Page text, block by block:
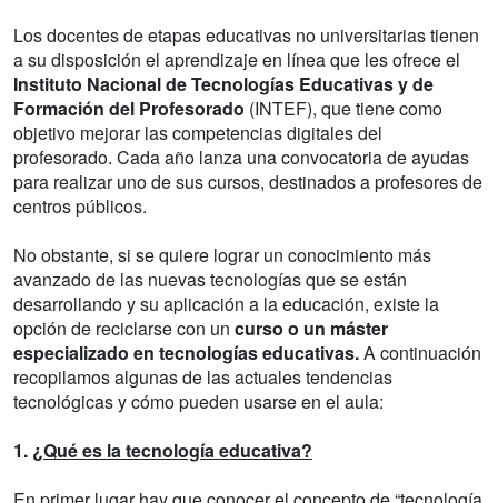
Los docentes de etapas educativas no universitarias tienen
a su disposición el aprendizaje en línea que les ofrece el
Instituto Nacional de Tecnologías Educativas y de
Formación del Profesorado (INTEF), que tiene como
objetivo mejorar las competencias digitales del
profesorado. Cada año lanza una convocatoria de ayudas
para realizar uno de sus cursos, destinados a profesores de
centros públicos.
No obstante, si se quiere lograr un conocimiento más
avanzado de las nuevas tecnologías que se están
desarrollando y su aplicación a la educación, existe la
opción de reciclarse con un curso o un máster
especializado en tecnologías educativas.A continuación
recopilamos algunas de las actuales tendencias
tecnológicas y cómo pueden usarse en el aula:
1. ¿Qué es la tecnología educativa?